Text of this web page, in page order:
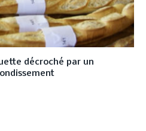
décroché par un